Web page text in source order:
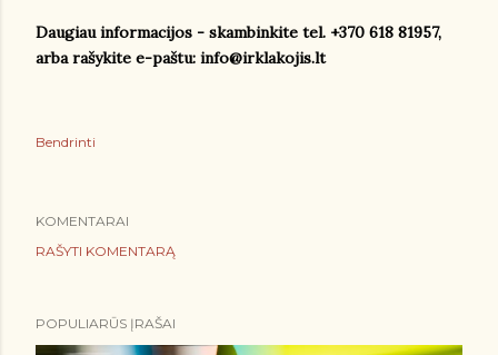
Daugiau informacijos - skambinkite tel. +370 618 81957,
arba rašykite e-paštu: info@irklakojis.lt
Bendrinti
KOMENTARAI
RAŠYTI KOMENTARĄ
POPULIARŪS ĮRAŠAI